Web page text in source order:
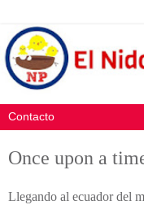
Once upon a
Llegando al ecuador del